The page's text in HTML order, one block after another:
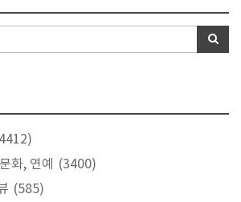
화, 연예
(3400)
(585)